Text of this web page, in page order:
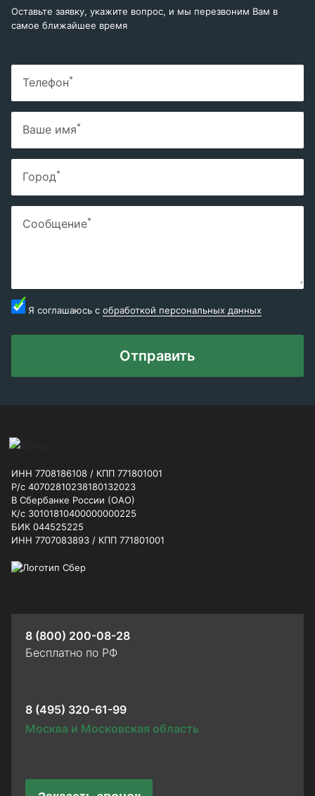
Оставьте заявку, укажите вопрос, и мы перезвоним Вам в
самое ближайшее время
Телефон*
Ваше имя*
Город*
Сообщение*
Я соглашаюсь с обработкой персональных данных
Отправить
ИНН 7708186108 / КПП 771801001
Р/с 40702810238180132023
В Сбербанке России (ОАО)
К/с 30101810400000000225
БИК 044525225
ИНН 7707083893 / КПП 771801001
8 (800) 200-08-28
Бесплатно по РФ
8 (495) 320-61-99
Москва и Московская область